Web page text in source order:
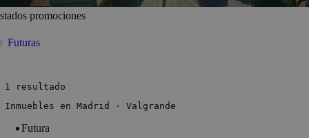
promociones
Futuras
1 resultado
Inmuebles en Madrid · Valgrande
Futura